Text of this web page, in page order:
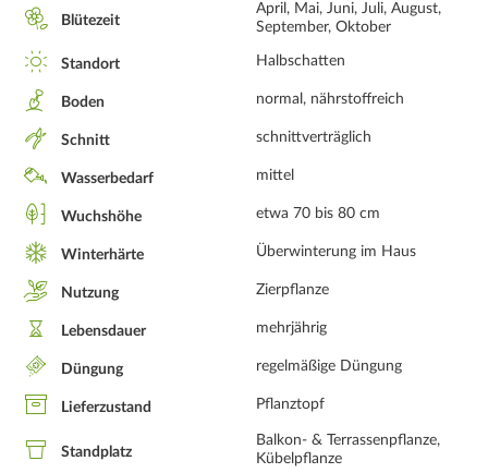
Blütezeit
April, Mai, Juni, Juli, August,
September, Oktober
Standort Halbschatten
Boden normal, nährstoffreich
Schnitt schnittverträglich
Wasserbedarf mittel
Wuchshöhe etwa 70 bis 80 cm
Winterhärte Überwinterung im Haus
Nutzung Zierpflanze
Lebensdauer mehrjährig
Düngung regelmäßige Düngung
Lieferzustand Pflanztopf
Standplatz
Balkon- & Terrassenpflanze,
Kübelpflanze